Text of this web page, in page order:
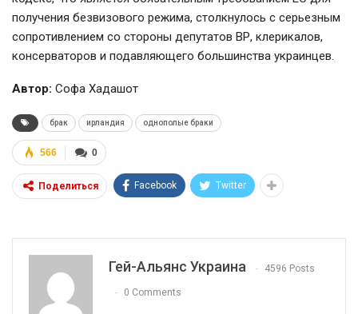
получения безвизового режима, столкнулось с серьезным
сопротивлением со стороны депутатов ВР, клерикалов,
консерваторов и подавляющего большинства украинцев.
Автор: Софа Хадашот
брак ирландия однополые браки
0
566
Поделиться Facebook Twitter
Гей-Альянс Украина 4596 Posts
0 Comments